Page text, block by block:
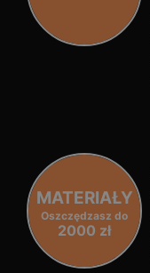
MATERIAŁY
Oszczędzasz do
2000 zł